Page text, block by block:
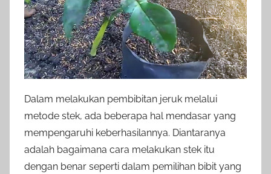
Dalam melakukan pembibitan jeruk melalui
metode stek, ada beberapa hal mendasar yang
mempengaruhi keberhasilannya. Diantaranya
adalah bagaimana cara melakukan stek itu
dengan benar seperti dalam pemilihan bibit yang